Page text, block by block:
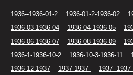
1936--1936-01-2
1936-01-2-1936-02
1936-03-1936-04
1936-04-1936-05
1936-06-1936-07
1936-08-1936-09
1936-1-1936-10-2
1936-10-3-1936-11
1936-12-1937
1937-1937-
1937--